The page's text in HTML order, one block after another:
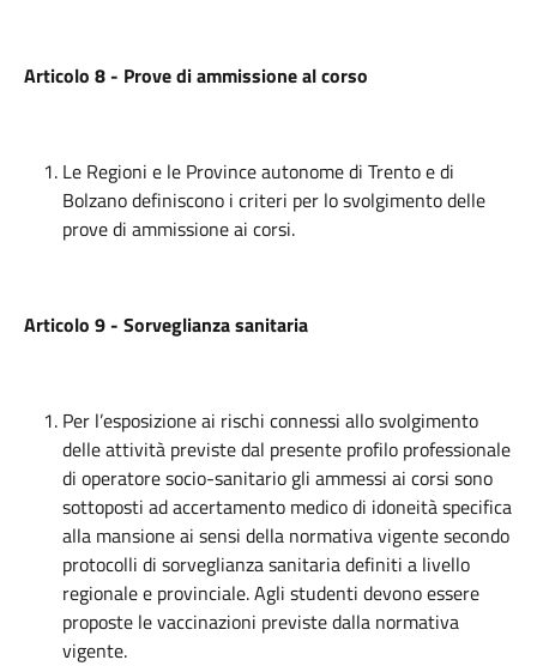
Articolo 8 - Prove di ammissione al corso
Le Regioni e le Province autonome di Trento e di
Bolzano definiscono i criteri per lo svolgimento delle
prove di ammissione ai corsi.
Articolo 9 - Sorveglianza sanitaria
Per l’esposizione ai rischi connessi allo svolgimento
delle attività previste dal presente profilo professionale
di operatore socio-sanitario gli ammessi ai corsi sono
sottoposti ad accertamento medico di idoneità specifica
alla mansione ai sensi della normativa vigente secondo
protocolli di sorveglianza sanitaria definiti a livello
regionale e provinciale. Agli studenti devono essere
proposte le vaccinazioni previste dalla normativa
vigente.